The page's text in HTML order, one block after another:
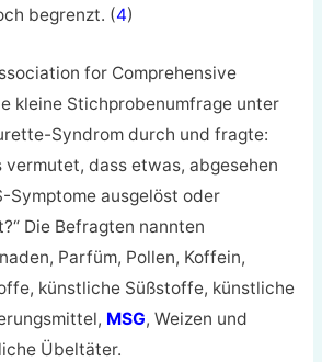
begrenzt. (4)
for Comprehensive
kleine Stichprobenumfrage unter
Syndrom durch und fragte:
vermutet, dass etwas, abgesehen
Symptome ausgelöst oder
Die Befragten nannten
Parfüm, Pollen, Koffein,
künstliche Süßstoffe, künstliche
MSG, Weizen und
Übeltäter.